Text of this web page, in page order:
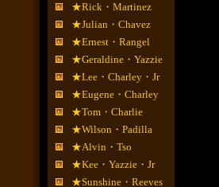
★Rick・Martinez
★Julian・Chavez
★Ernest・Rangel
★Geraldine・Yazzie
★Lee・Charley・Jr
★Eugene・Charley
★Tom・Charlie
★Wilson・Padilla
★Alvin・Tso
★Kee・Yazzie・Jr
★Sunshine・Reeves